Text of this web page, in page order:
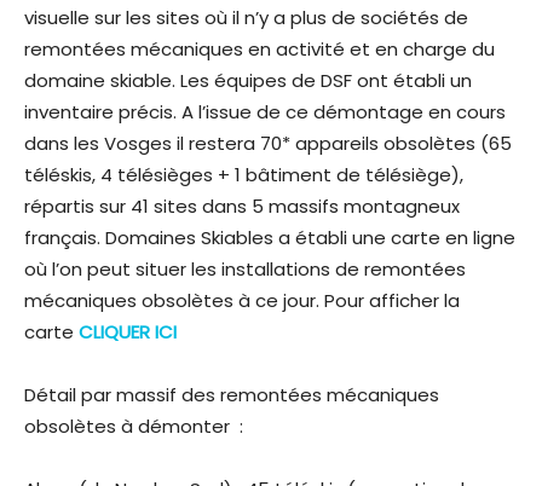
visuelle sur les sites où il n’y a plus de sociétés de
remontées mécaniques en activité et en charge du
domaine skiable. Les équipes de DSF ont établi un
inventaire précis. A l’issue de ce démontage en cours
dans les Vosges il restera 70* appareils obsolètes (65
téléskis, 4 télésièges + 1 bâtiment de télésiège),
répartis sur 41 sites dans 5 massifs montagneux
français. Domaines Skiables a établi une carte en ligne
où l’on peut situer les installations de remontées
mécaniques obsolètes à ce jour. Pour afficher la
carte CLIQUER ICI
Détail par massif des remontées mécaniques
obsolètes à démonter :